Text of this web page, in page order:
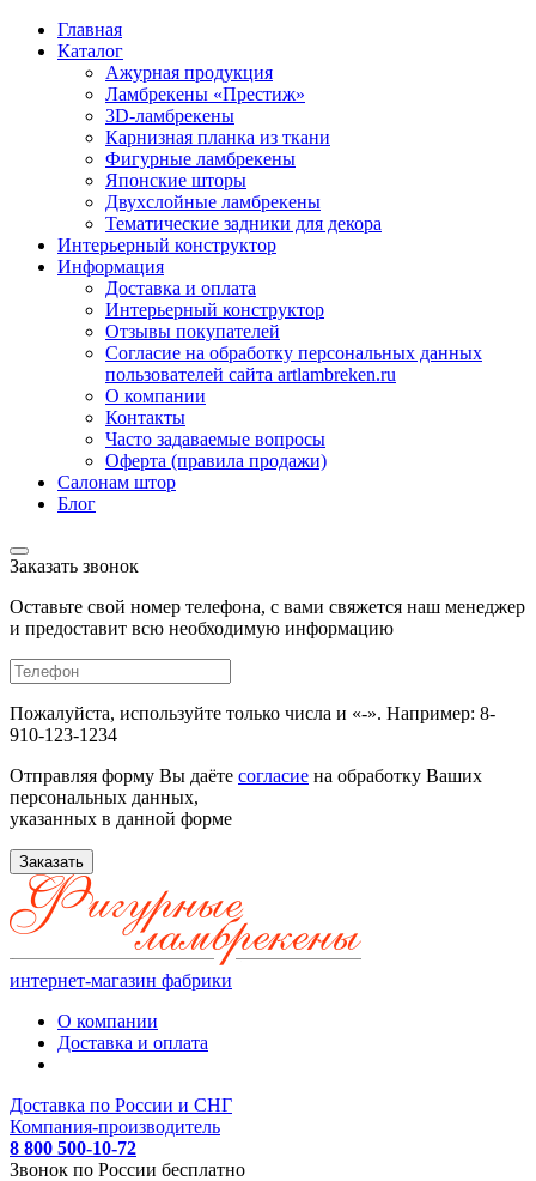
Главная
Каталог
Ажурная продукция
Ламбрекены «Престиж»
3D-ламбрекены
Карнизная планка из ткани
Фигурные ламбрекены
Японские шторы
Двухслойные ламбрекены
Тематические задники для декора
Интерьерный конструктор
Информация
Доставка и оплата
Интерьерный конструктор
Отзывы покупателей
Согласие на обработку персональных данных
пользователей сайта artlambreken.ru
О компании
Контакты
Часто задаваемые вопросы
Оферта (правила продажи)
Салонам штор
Блог
Заказать звонок
Оставьте свой номер телефона, с вами свяжется наш менеджер
и предоставит всю необходимую информацию
Пожалуйста, используйте только числа и «-». Например: 8-
910-123-1234
Отправляя форму Вы даёте согласие на обработку Ваших
персональных данных,
указанных в данной форме
Заказать
интернет-магазин фабрики
О компании
Доставка и оплата
Доставка по России и СНГ
Компания-производитель
8 800 500-10-72
Звонок по России бесплатно